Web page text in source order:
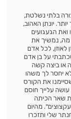
בלתי נשלטת,
יונתן האהוב,
הגעגועים
מה, נמשיך את
לאוזן, לכל אדם
כמו שהיית רוצה. קטע שכתבתי על בן אדם
או ביצה קשה
יחסר לך משהו
שסיימנו את הקורס
עלייך חוסם
שאר הכיתה
מהיום
שלי ותזכרו